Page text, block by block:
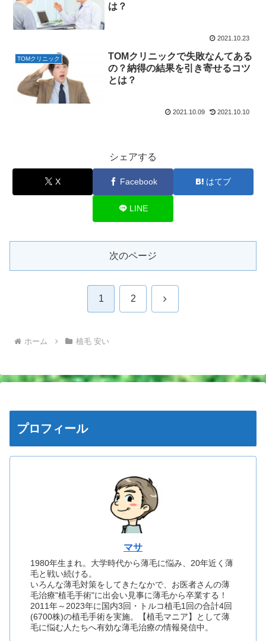
は？
2021.10.23
TOMクリニック
TOMクリニックで失敗なんてある
の？納得の結果を引き寄せるコツ
とは？
2021.10.09 2021.10.10
シェアする
X Facebook はてブ
LINE
次のページ
1 2 次
ホーム 植毛 安い
プロフィール
マサ
1980年生まれ。大学時代から薄毛に悩み、20年近く薄
毛と戦い続ける。
いろんな薄毛対策をしてきたなかで、お医者さんの薄
毛治療"植毛手術"に出会い見事に薄毛から卒業する！
2011年～2023年に国内3回・トルコ植毛1回の合計4回
(6700株)の植毛手術を実施。【植毛マニア】として薄
毛に悩む人たちへ有効な薄毛治療の情報発信中。